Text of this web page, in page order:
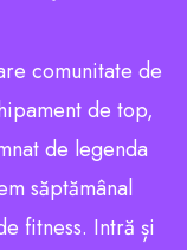
comunitate de
de top,
de legenda
săptămânal
fitness. Intră și